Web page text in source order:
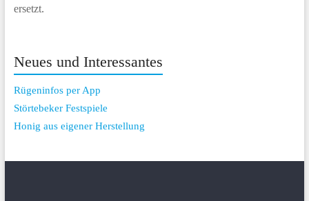
ersetzt.
Neues und Interessantes
Rügeninfos per App
Störtebeker Festspiele
Honig aus eigener Herstellung